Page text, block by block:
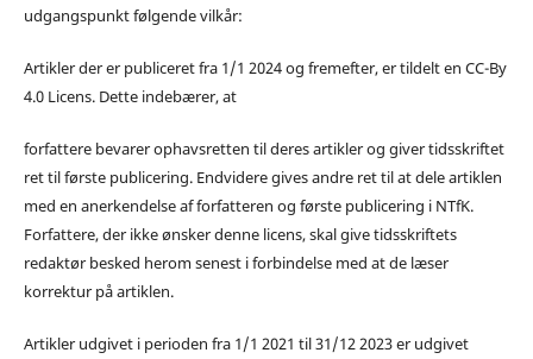
udgangspunkt følgende vilkår:
Artikler der er publiceret fra 1/1 2024 og fremefter, er tildelt en CC-By
4.0 Licens. Dette indebærer, at
forfattere bevarer ophavsretten til deres artikler og giver tidsskriftet
ret til første publicering. Endvidere gives andre ret til at dele artiklen
med en anerkendelse af forfatteren og første publicering i NTfK.
Forfattere, der ikke ønsker denne licens, skal give tidsskriftets
redaktør besked herom senest i forbindelse med at de læser
korrektur på artiklen.
Artikler udgivet i perioden fra 1/1 2021 til 31/12 2023 er udgivet